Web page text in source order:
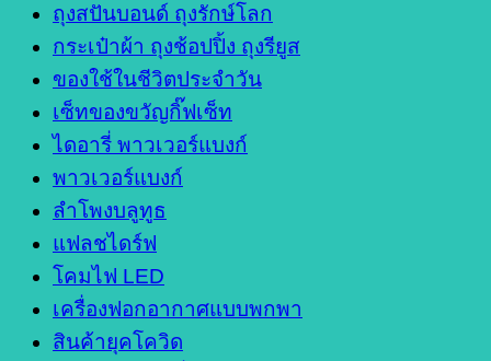
ถุงสปันบอนด์ ถุงรักษ์โลก
กระเป๋าผ้า ถุงช้อปปิ้ง ถุงรียูส
ของใช้ในชีวิตประจำวัน
เซ็ทของขวัญกิ๊ฟเซ็ท
ไดอารี่ พาวเวอร์แบงก์
พาวเวอร์แบงก์
ลำโพงบลูทูธ
แฟลชไดร์ฟ
โคมไฟ LED
เครื่องฟอกอากาศแบบพกพา
สินค้ายุคโควิด